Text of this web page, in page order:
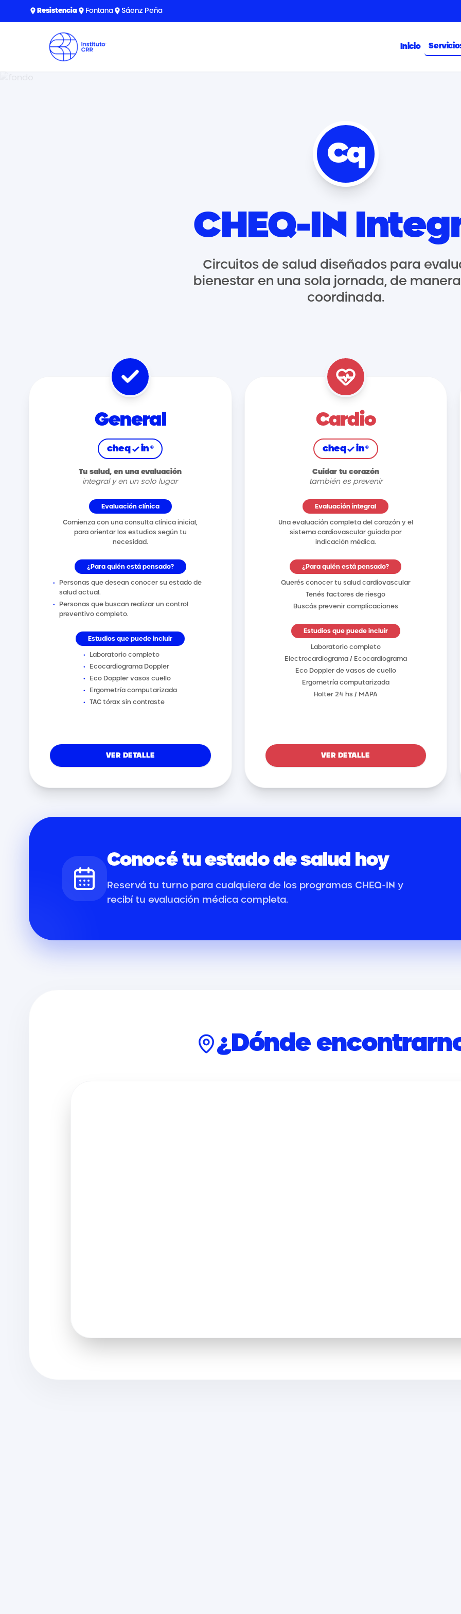
Resistencia Fontana Sáenz Peña
Inicio
Cq
CHEQ-IN
Circuitos de salud diseñados para
bienestar en una sola jornada, de
coordinada.
General
cheq in ®
Tu salud, en una evaluación
integral y en un solo lugar
Evaluación clínica
Comienza con una consulta clínica inicial,
para orientar los estudios según tu
necesidad.
¿Para quién está pensado?
•
Personas que desean conocer su estado de
salud actual.
•
Personas que buscan realizar un control
preventivo completo.
Estudios que puede incluir
•
Laboratorio completo
•
Ecocardiograma Doppler
•
Eco Doppler vasos cuello
•
Ergometría computarizada
•
TAC tórax sin contraste
VER DETALLE
Cardio
cheq in ®
Cuidar tu corazón
también es prevenir
Evaluación integral
Una evaluación completa del corazón y el
sistema cardiovascular guiada por
indicación médica.
¿Para quién está pensado?
Querés conocer tu salud cardiovascular
Tenés factores de riesgo
Buscás prevenir complicaciones
Estudios que puede incluir
Laboratorio completo
Electrocardiograma / Ecocardiograma
Eco Doppler de vasos de cuello
Ergometría computarizada
Holter 24 hs / MAPA
VER DETALLE
Conocé tu estado de salud hoy
Reservá tu turno para cualquiera de los programas CHEQ-IN y
recibí tu evaluación médica completa.
¿Dónde